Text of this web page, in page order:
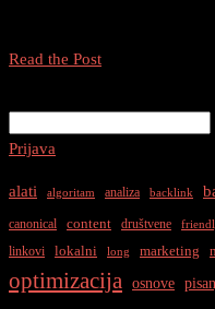
Read the PostKako
Za
Google
Algoritmu
Prijava
alati algoritam analiza backlink
canonical content društvene
linkovi lokalni long marketing
optimizacija osnove